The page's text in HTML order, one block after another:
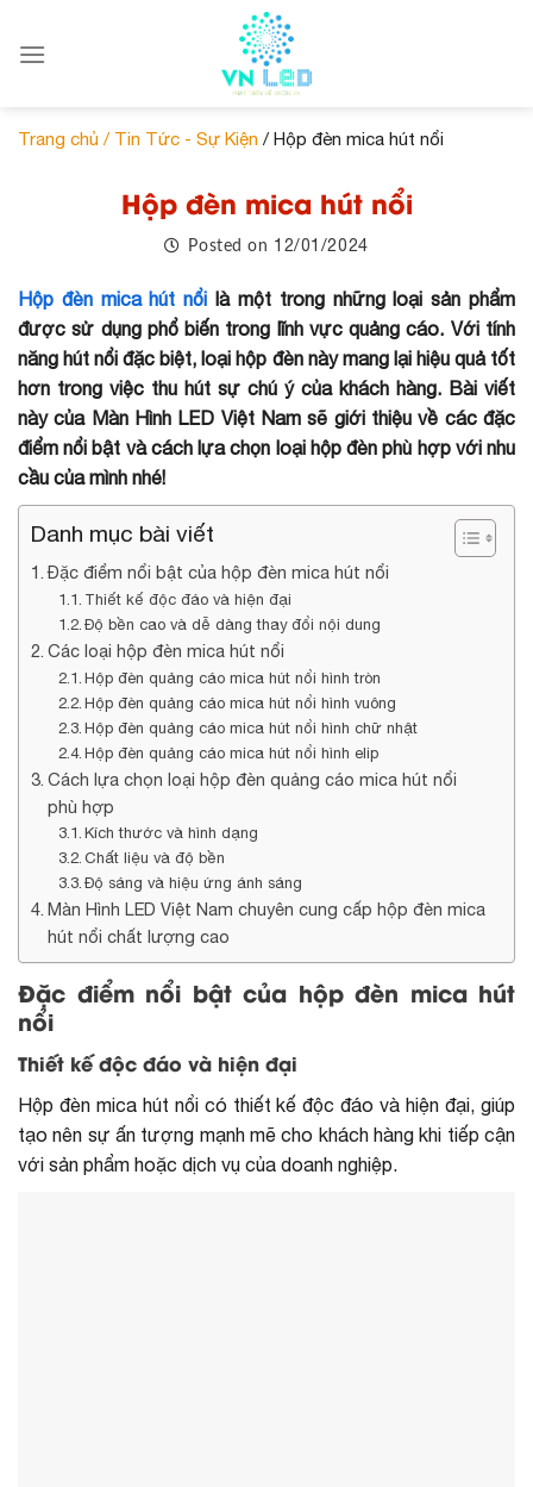
Trang chủ / Tin Tức - Sự Kiện / Hộp đèn mica hút nổi
Hộp đèn mica hút nổi
Posted on 12/01/2024
Hộp đèn mica hút nổi là một trong những loại sản phẩm
được sử dụng phổ biến trong lĩnh vực quảng cáo. Với tính
năng hút nổi đặc biệt, loại hộp đèn này mang lại hiệu quả tốt
hơn trong việc thu hút sự chú ý của khách hàng. Bài viết
này của Màn Hình LED Việt Nam sẽ giới thiệu về các đặc
điểm nổi bật và cách lựa chọn loại hộp đèn phù hợp với nhu
cầu của mình nhé!
Danh mục bài viết
Đặc điểm nổi bật của hộp đèn mica hút nổi
Thiết kế độc đáo và hiện đại
Độ bền cao và dễ dàng thay đổi nội dung
Các loại hộp đèn mica hút nổi
Hộp đèn quảng cáo mica hút nổi hình tròn
Hộp đèn quảng cáo mica hút nổi hình vuông
Hộp đèn quảng cáo mica hút nổi hình chữ nhật
Hộp đèn quảng cáo mica hút nổi hình elip
Cách lựa chọn loại hộp đèn quảng cáo mica hút nổi
phù hợp
Kích thước và hình dạng
Chất liệu và độ bền
Độ sáng và hiệu ứng ánh sáng
Màn Hình LED Việt Nam chuyên cung cấp hộp đèn mica
hút nổi chất lượng cao
Đặc điểm nổi bật của hộp đèn mica hút
nổi
Thiết kế độc đáo và hiện đại
Hộp đèn mica hút nổi có thiết kế độc đáo và hiện đại, giúp
tạo nên sự ấn tượng mạnh mẽ cho khách hàng khi tiếp cận
với sản phẩm hoặc dịch vụ của doanh nghiệp.